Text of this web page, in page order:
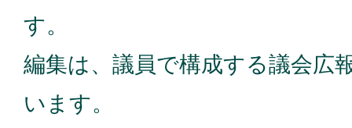
す。
編集は、議員で構成する議会広
います。